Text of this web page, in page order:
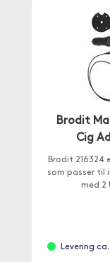
Brodit
Cig
Brodit 216324
som passer til
med 2
Levering